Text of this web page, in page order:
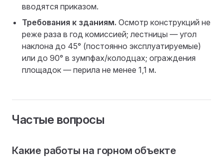
вводятся приказом.
Требования к зданиям. Осмотр конструкций не
реже раза в год комиссией; лестницы — угол
наклона до 45° (постоянно эксплуатируемые)
или до 90° в зумпфах/колодцах; ограждения
площадок — перила не менее 1,1 м.
Частые вопросы
Какие работы на горном объекте